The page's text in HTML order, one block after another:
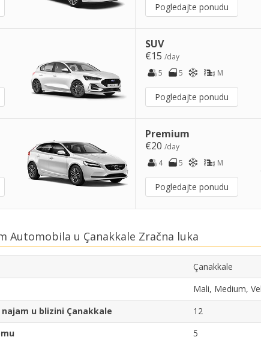
Pogledajte ponudu
SUV
€15/day
5
5 M
Pogledajte ponudu
Premium
€20/day
4
5 M
Pogledajte ponudu
Automobila u Çanakkale Zračna luka
Çanakkale
Mali, Medium,
u blizini Çanakkale
12
5